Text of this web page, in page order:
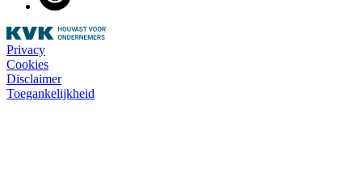
Privacy
Cookies
Disclaimer
Toegankelijkheid